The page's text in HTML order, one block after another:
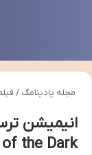
مجله پادینامگ /
انیمیشن
the Dark